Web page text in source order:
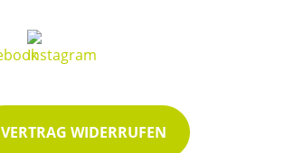
VERTRAG WIDERRUFEN